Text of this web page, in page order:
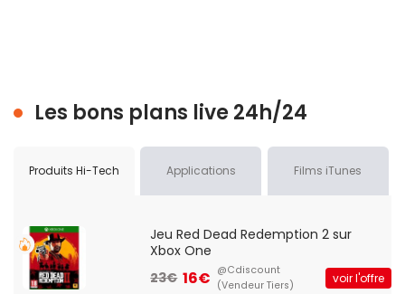
Les bons plans live 24h/24
Produits Hi-Tech Applications Films iTunes
Jeu Red Dead Redemption 2 sur
Xbox One
23€ 16€ @Cdiscount
(Vendeur Tiers)
voir l'offre